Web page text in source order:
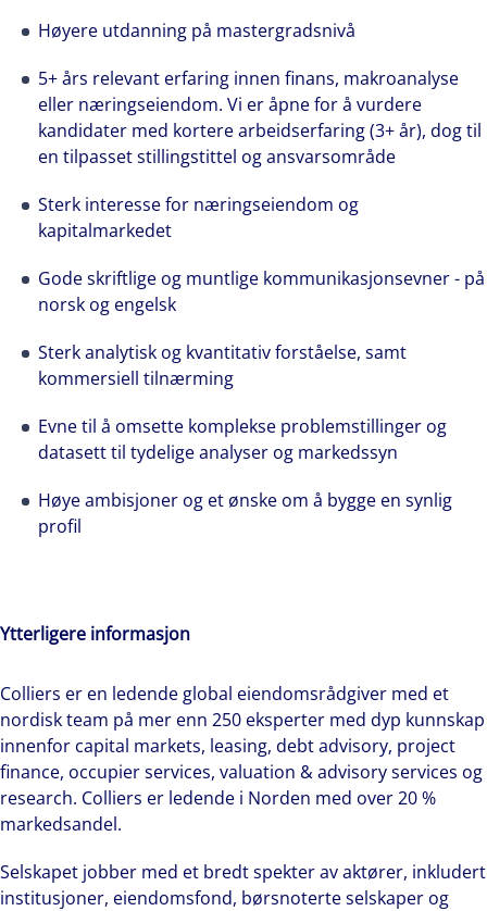
Høyere utdanning på mastergradsnivå
5+ års relevant erfaring innen finans, makroanalyse
eller næringseiendom. Vi er åpne for å vurdere
kandidater med kortere arbeidserfaring (3+ år), dog til
en tilpasset stillingstittel og ansvarsområde
Sterk interesse for næringseiendom og
kapitalmarkedet
Gode skriftlige og muntlige kommunikasjonsevner - på
norsk og engelsk
Sterk analytisk og kvantitativ forståelse, samt
kommersiell tilnærming
Evne til å omsette komplekse problemstillinger og
datasett til tydelige analyser og markedssyn
Høye ambisjoner og et ønske om å bygge en synlig
profil
Ytterligere informasjon
Colliers er en ledende global eiendomsrådgiver med et
nordisk team på mer enn 250 eksperter med dyp kunnskap
innenfor capital markets, leasing, debt advisory, project
finance, occupier services, valuation & advisory services og
research. Colliers er ledende i Norden med over 20 %
markedsandel.
Selskapet jobber med et bredt spekter av aktører, inkludert
institusjoner, eiendomsfond, børsnoterte selskaper og